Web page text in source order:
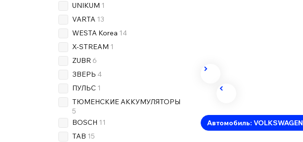
UNIKUM 1
VARTA 13
WESTA Korea 14
X-STREAM 1
ZUBR 6
ЗВЕРЬ 4
ПУЛЬС 1
ТЮМЕНСКИЕ АККУМУЛЯТОРЫ
5
BOSCH 11
TAB 15
Автомобиль: VOLKSWAGEN